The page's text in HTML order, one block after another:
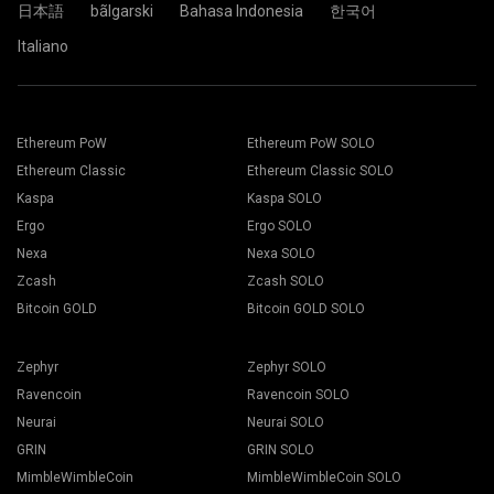
butonuna basın.
basın.
Açılır listeden Cüzdanınızı, Coin'inizi ve Madencinizi seçin.
Madenciliği başlatmak için Tümüne uygula butonuna basın.
2Miners madencilik havuzunu seçin. Açılır pencere
日本語
bãlgarski Bahasa Indonesia
한국어
Italiano
Ethereum PoW
Ethereum Classic
Kaspa
Ergo
Nexa
Zcash
Bitcoin GOLD
Ethereum PoW SOLO
Ethereum Classic SOLO
Kaspa SOLO
Ergo SOLO
Nexa SOLO
Zcash SOLO
Bitcoin GOLD SOLO
Zephyr
Ravencoin
Neurai
GRIN
MimbleWimbleCoin
Zephyr SOLO
Ravencoin SOLO
Neurai SOLO
GRIN SOLO
MimbleWimbleCoin SOLO